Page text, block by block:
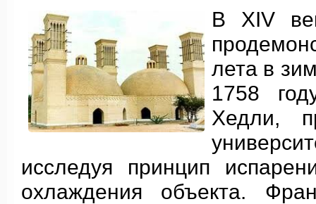
В XIV
лета в
1758
Хедли,
исследуя принцип
охлаждения объекта.